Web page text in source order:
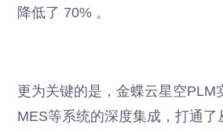
降低了 70% 。
更为关键的是，金蝶云星空PLM
MES等系统的深度集成，打通了